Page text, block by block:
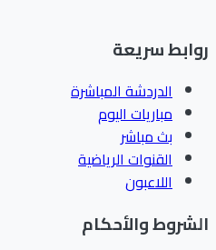
سريعة
الدردشة المباشرة
مباريات اليوم
بث مباشر
القنوات الرياضية
اللاعبون
والأحكام